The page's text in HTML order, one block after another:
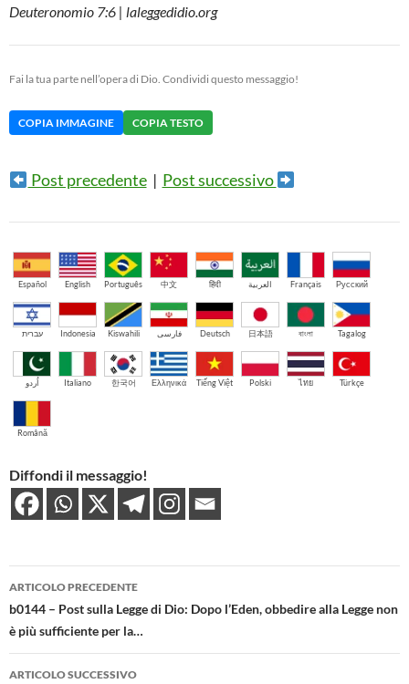
Deuteronomio 7:6 | laleggedidio.org
Fai la tua parte nell’opera di Dio. Condividi questo messaggio!
COPIA IMMAGINE COPIA TESTO
Post precedente| Post successivo
Español English Português 中文 हिंदी العربية Français Русский
עברית Indonesia Kiswahili فارسی Deutsch 日本語 বাংলা Tagalog
اُردو Italiano 한국어 Ελληνικά Tiếng Việt Polski ไทย Türkçe
Română
Diffondi il messaggio!
Navigazione
articolo
ARTICOLO PRECEDENTE
b0144 – Post sulla Legge di Dio: Dopo l’Eden, obbedire alla Legge non
è più sufficiente per la…
ARTICOLO SUCCESSIVO